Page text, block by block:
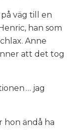
väg till en
han som
Anne
att det tog
… jag
hon ändå ha